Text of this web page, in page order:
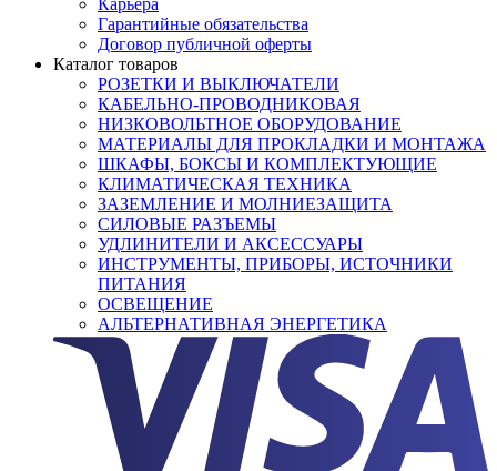
Гарантийные обязательства
Договор публичной оферты
Каталог товаров
РОЗЕТКИ И ВЫКЛЮЧАТЕЛИ
КАБЕЛЬНО-ПРОВОДНИКОВАЯ
НИЗКОВОЛЬТНОЕ ОБОРУДОВАНИЕ
МАТЕРИАЛЫ ДЛЯ ПРОКЛАДКИ И МОНТАЖА
ШКАФЫ, БОКСЫ И КОМПЛЕКТУЮЩИЕ
КЛИМАТИЧЕСКАЯ ТЕХНИКА
ЗАЗЕМЛЕНИЕ И МОЛНИЕЗАЩИТА
СИЛОВЫЕ РАЗЪЕМЫ
УДЛИНИТЕЛИ И АКСЕССУАРЫ
ИНСТРУМЕНТЫ, ПРИБОРЫ, ИСТОЧНИКИ
ПИТАНИЯ
ОСВЕЩЕНИЕ
АЛЬТЕРНАТИВНАЯ ЭНЕРГЕТИКА